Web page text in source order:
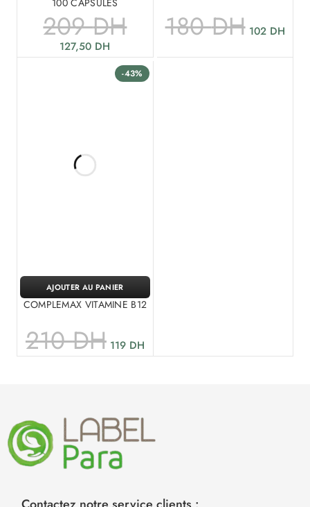
100 CAPSULES
209DH
127,50 DH
180DH 102 DH
-43%
COMPLEMAX VITAMINE B12
210DH 119 DH
AJOUTER AU PANIER